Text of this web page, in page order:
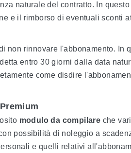
naturale del contratto. In
e il rimborso di eventuali sconti
non rinnovare l'abbonamento. In
entro 30 giorni dalla data
come disdire
modulo da compilare che
possibilità di noleggio a
e quelli relativi